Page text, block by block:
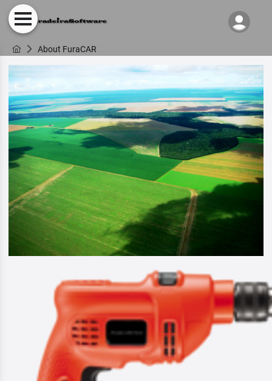
About FuraCAR